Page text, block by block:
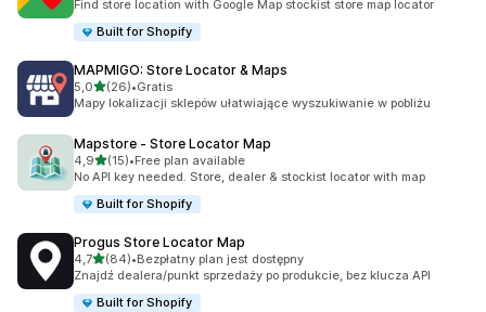
Find store location with Google Map stockist store map locator
Built for Shopify
MAPMIGO: Store Locator & Maps
5,0na 5 gwiazdek
(26)
Łączna liczba recenzji: 26
•Gratis
Mapy lokalizacji sklepów ułatwiające wyszukiwanie w pobliżu
Mapstore ‑ Store Locator Map
4,9na 5 gwiazdek
(15)
Łączna liczba recenzji: 15
•Free plan available
No API key needed. Store, dealer & stockist locator with map
Built for Shopify
Progus Store Locator Map
4,7na 5 gwiazdek
(84)
Łączna liczba recenzji: 84
•Bezpłatny plan jest dostępny
Znajdź dealera/punkt sprzedaży po produkcie, bez klucza API
Built for Shopify